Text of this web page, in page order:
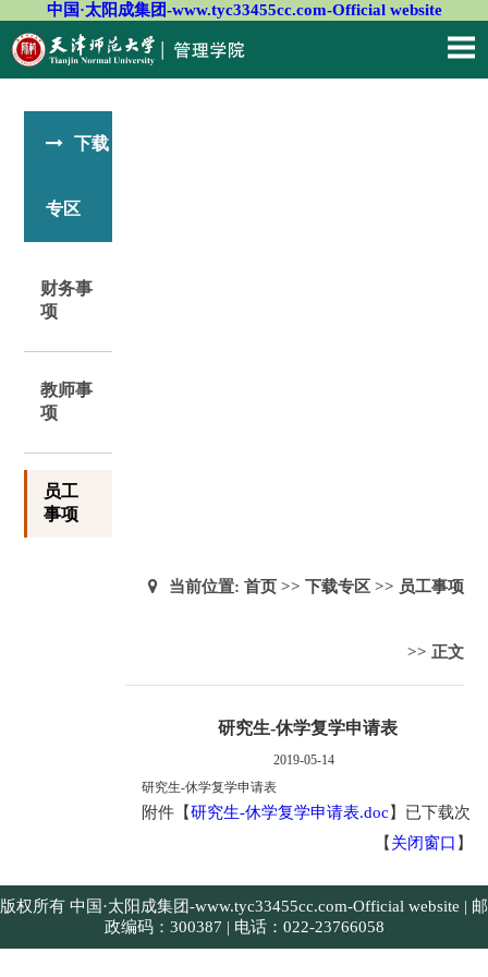
中国·太阳成集团-www.tyc33455cc.com-Official website
下载
专区
财务事
项
教师事
项
员工
事项
当前位置: 首页>> 下载专区 >> 员工事项
>> 正文
研究生-休学复学申请表
2019-05-14
研究生-休学复学申请表
附件【研究生-休学复学申请表.doc 】 已下载次
【 关闭窗口 】
版权所有 中国·太阳成集团-www.tyc33455cc.com-Official website | 邮
政编码：300387 | 电话：022-23766058